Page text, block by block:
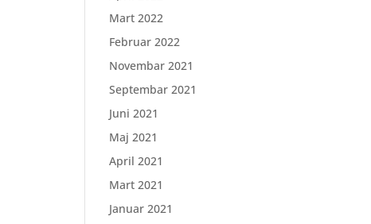
Mart 2022
Februar 2022
Novembar 2021
Septembar 2021
Juni 2021
Maj 2021
April 2021
Mart 2021
Januar 2021